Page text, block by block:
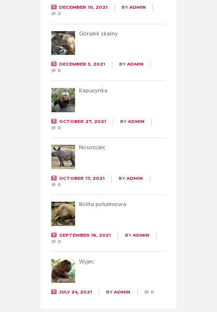
DECEMBER 10, 2021 BYADMIN
0
Góralek skalny
DECEMBER 5, 2021 BYADMIN
0
Kapucynka
OCTOBER 27, 2021 BYADMIN
0
Nosorożec
OCTOBER 17, 2021 BYADMIN
0
Bolita południowa
SEPTEMBER 16, 2021 BYADMIN
0
Wyjec
JULY 24, 2021 BYADMIN 0